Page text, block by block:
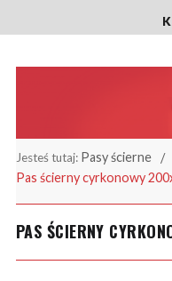
Jesteś tutaj: Pasy ścierne
Pas ścierny cyrkonowy
PAS ŚCIERNY